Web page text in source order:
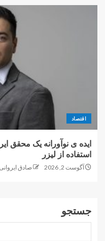
اقتصاد
ایده ی نوآورانه یک محقق
استفاده از لیزر
آگوست 2, 2026 صادق
جستجو